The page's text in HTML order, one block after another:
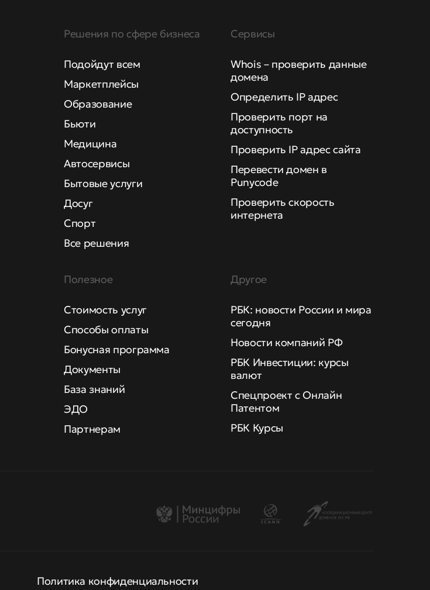
Решения по сфере бизнеса
Подойдут всем
Маркетплейсы
Образование
Бьюти
Медицина
Автосервисы
Бытовые услуги
Досуг
Спорт
Все решения
Сервисы
Whois – проверить данные
домена
Определить IP адрес
Проверить порт на
доступность
Проверить IP адрес сайта
Перевести домен в
Punycode
Проверить скорость
интернета
Полезное
Стоимость услуг
Способы оплаты
Бонусная программа
Документы
База знаний
ЭДО
Партнерам
Другое
РБК: новости России и мира
сегодня
Новости компаний РФ
РБК Инвестиции: курсы
валют
Спецпроект с Онлайн
Патентом
РБК Курсы
Политика конфиденциальности